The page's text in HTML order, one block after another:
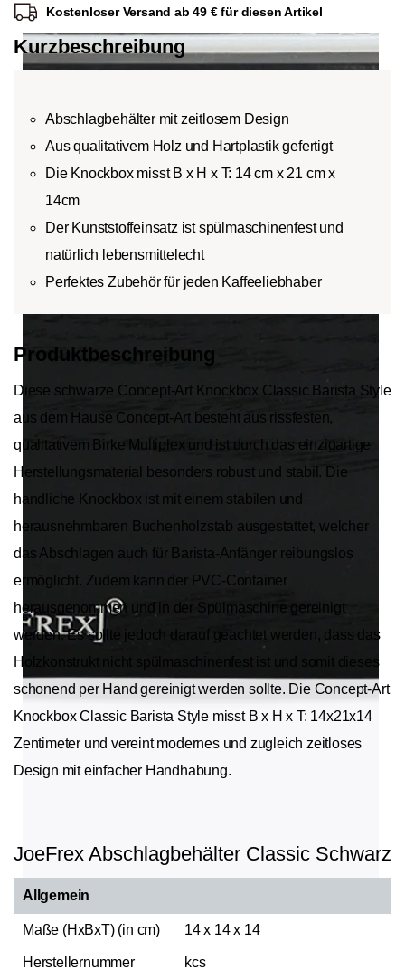
Kostenloser Versand ab 49 € für diesen Artikel
Kurzbeschreibung
Abschlagbehälter mit zeitlosem Design
Aus qualitativem Holz und Hartplastik gefertigt
Die Knockbox misst B x H x T: 14 cm x 21 cm x
14cm
Der Kunststoffeinsatz ist spülmaschinenfest und
natürlich lebensmittelecht
Perfektes Zubehör für jeden Kaffeeliebhaber
Produktbeschreibung
Diese schwarze Concept-Art Knockbox Classic Barista Style
aus dem Hause Concept-Art besteht aus rissfesten,
qualitativem Birke Multiplex und ist durch das einzigartige
Herstellungsmaterial besonders robust und stabil. Die
handliche Knockbox ist mit einem stabilen und
herausnehmbaren Buchenholzstab ausgestattet, welcher
das Abschlagen auch für Barista-Anfänger reibungslos
ermöglicht. Zudem kann der PVC-Container
herausgenommen und in der Spülmaschine gereinigt
werden. Es sollte jedoch darauf geachtet werden, dass das
Holzkonstrukt nicht spülmaschinenfest ist und somit dieses
schonend per Hand gereinigt werden sollte. Die Concept-Art
Knockbox Classic Barista Style misst B x H x T: 14x21x14
Zentimeter und vereint modernes und zugleich zeitloses
Design mit einfacher Handhabung.
JoeFrex Abschlagbehälter Classic Schwarz
Allgemein
Maße (HxBxT) (in cm) 14 x 14 x 14
Herstellernummer kcs